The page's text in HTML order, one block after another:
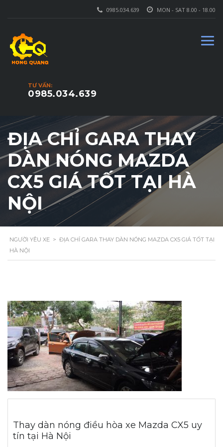
MON - SAT 8.00 - 18.00
0985.034.639
TƯ VẤN:
0985.034.639
ĐỊA CHỈ GARA THAY
DÀN NÓNG MAZDA
CX5 GIÁ TỐT TẠI HÀ
NỘI
NGƯỜI YÊU XE > ĐỊA CHỈ GARA THAY DÀN NÓNG MAZDA CX5 GIÁ TỐT TẠI
HÀ NỘI
Thay dàn nóng điều hòa xe Mazda CX5 uy
tín tại Hà Nội